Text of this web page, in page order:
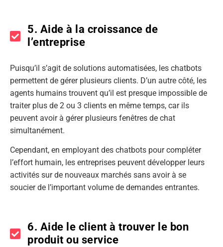
5. Aide à la croissance de
l’entreprise
Puisqu’il s’agit de solutions automatisées, les chatbots
permettent de gérer plusieurs clients. D’un autre côté, les
agents humains trouvent qu’il est presque impossible de
traiter plus de 2 ou 3 clients en même temps, car ils
peuvent avoir à gérer plusieurs fenêtres de chat
simultanément.
Cependant, en employant des chatbots pour compléter
l’effort humain, les entreprises peuvent développer leurs
activités sur de nouveaux marchés sans avoir à se
soucier de l’important volume de demandes entrantes.
6. Aide le client à trouver le bon
produit ou service